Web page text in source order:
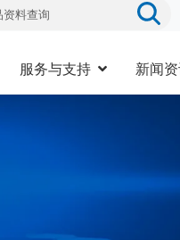
服务与支持 新闻